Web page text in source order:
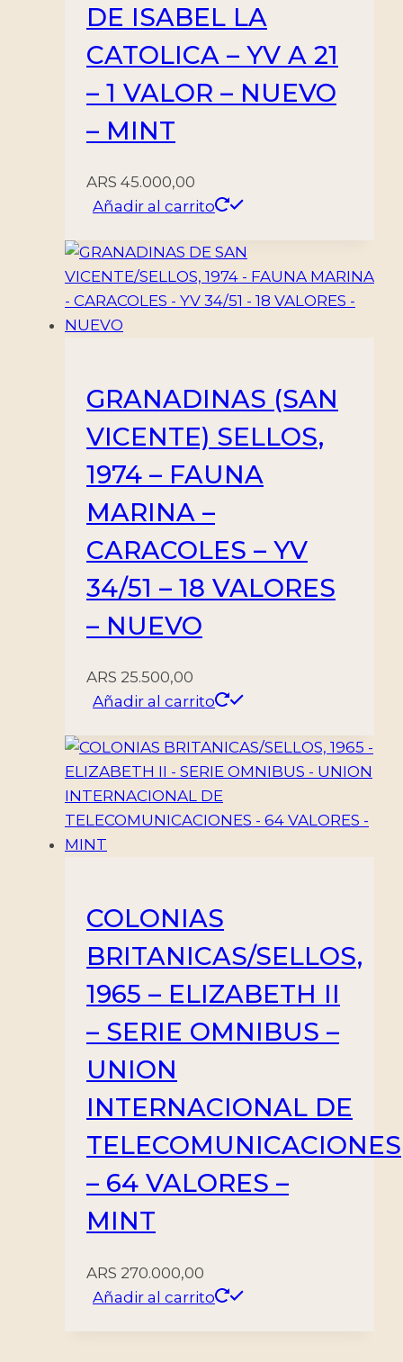
DE ISABEL LA
CATOLICA – YV A 21
– 1 VALOR – NUEVO
– MINT
ARS 45.000,00
Añadir al carrito
GRANADINAS (SAN
VICENTE) SELLOS,
1974 – FAUNA
MARINA –
CARACOLES – YV
34/51 – 18 VALORES
– NUEVO
ARS 25.500,00
Añadir al carrito
COLONIAS
BRITANICAS/SELLOS,
1965 – ELIZABETH II
– SERIE OMNIBUS –
UNION
INTERNACIONAL DE
TELECOMUNICACIONES
– 64 VALORES –
MINT
ARS 270.000,00
Añadir al carrito